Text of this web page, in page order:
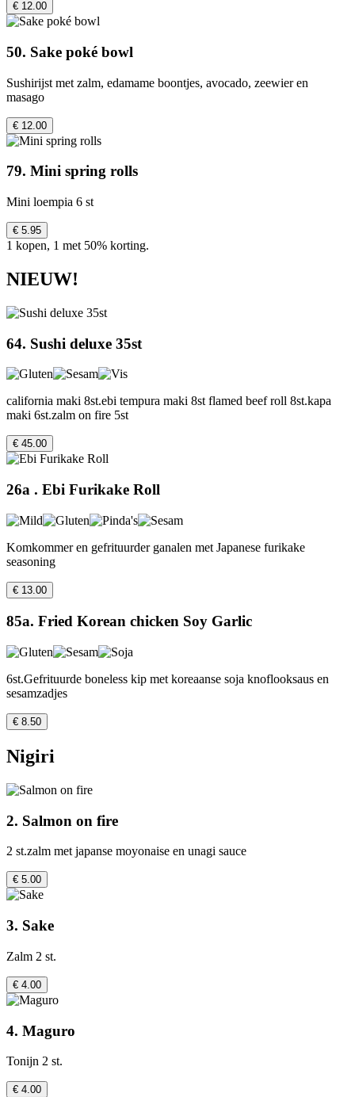
€ 12.00
50. Sake poké bowl
Sushirijst met zalm, edamame boontjes, avocado, zeewier en
masago
€ 12.00
79. Mini spring rolls
Mini loempia 6 st
€ 5.95
1 kopen, 1 met 50% korting.
NIEUW!
64. Sushi deluxe 35st
california maki 8st.ebi tempura maki 8st flamed beef roll 8st.kapa
maki 6st.zalm on fire 5st
€ 45.00
26a . Ebi Furikake Roll
Komkommer en gefrituurder ganalen met Japanese furikake
seasoning
€ 13.00
85a. Fried Korean chicken Soy Garlic
6st.Gefrituurde boneless kip met koreaanse soja knoflooksaus en
sesamzadjes
€ 8.50
Nigiri
2. Salmon on fire
2 st.zalm met japanse moyonaise en unagi sauce
€ 5.00
3. Sake
Zalm 2 st.
€ 4.00
4. Maguro
Tonijn 2 st.
€ 4.00